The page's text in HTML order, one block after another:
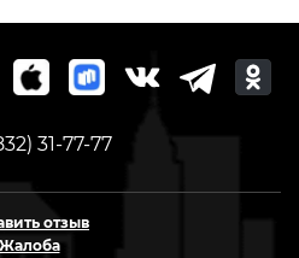
31-77-77
отзыв
Жалоба